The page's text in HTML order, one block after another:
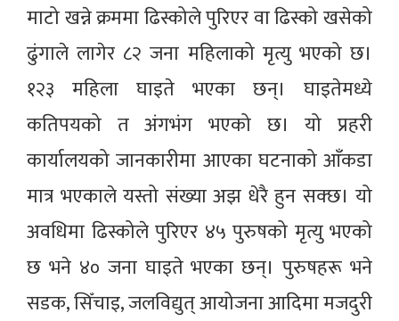
माटो खन्ने क्रममा ढिस्कोले पुरिएर वा ढिस्को खसेको
ढुंगाले लागेर ८२ जना महिलाको मृत्यु भएको छ।
१२३ महिला घाइते भएका छन्। घाइतेमध्ये
कतिपयको त अंगभंग भएको छ। यो प्रहरी
कार्यालयको जानकारीमा आएका घटनाको आँकडा
मात्र भएकाले यस्तो संख्या अझ धेरै हुन सक्छ। यो
अवधिमा ढिस्कोले पुरिएर ४५ पुरुषको मृत्यु भएको
छ भने ४० जना घाइते भएका छन्। पुरुषहरू भने
सडक, सिँचाइ, जलविद्युत् आयोजना आदिमा मजदुरी